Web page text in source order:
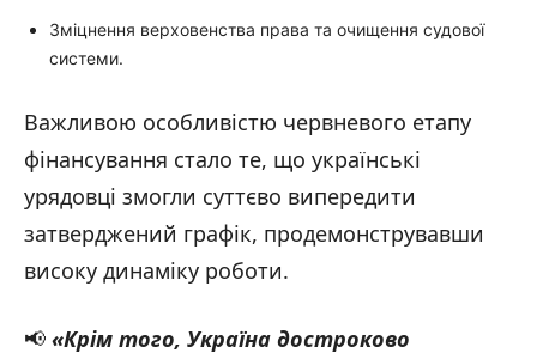
Зміцнення верховенства права та очищення судової
системи.
Важливою особливістю червневого етапу
фінансування стало те, що українські
урядовці змогли суттєво випередити
затверджений графік, продемонструвавши
високу динаміку роботи.
📢 «Крім того, Україна достроково